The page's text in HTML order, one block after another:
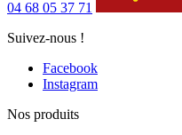
04 68 05 37 71
Suivez-nous !
Facebook
Instagram
Nos produits